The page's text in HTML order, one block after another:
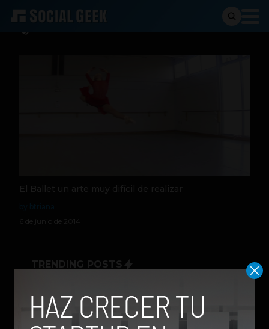
El Ballet un arte muy difícil de realizar
6 de junio de 2014
TRENDING POSTS
con modelos enfocados en IA
generativa de imágenes